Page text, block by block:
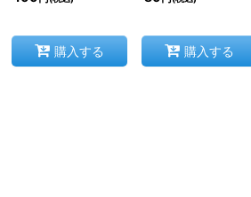
購入する 購入する